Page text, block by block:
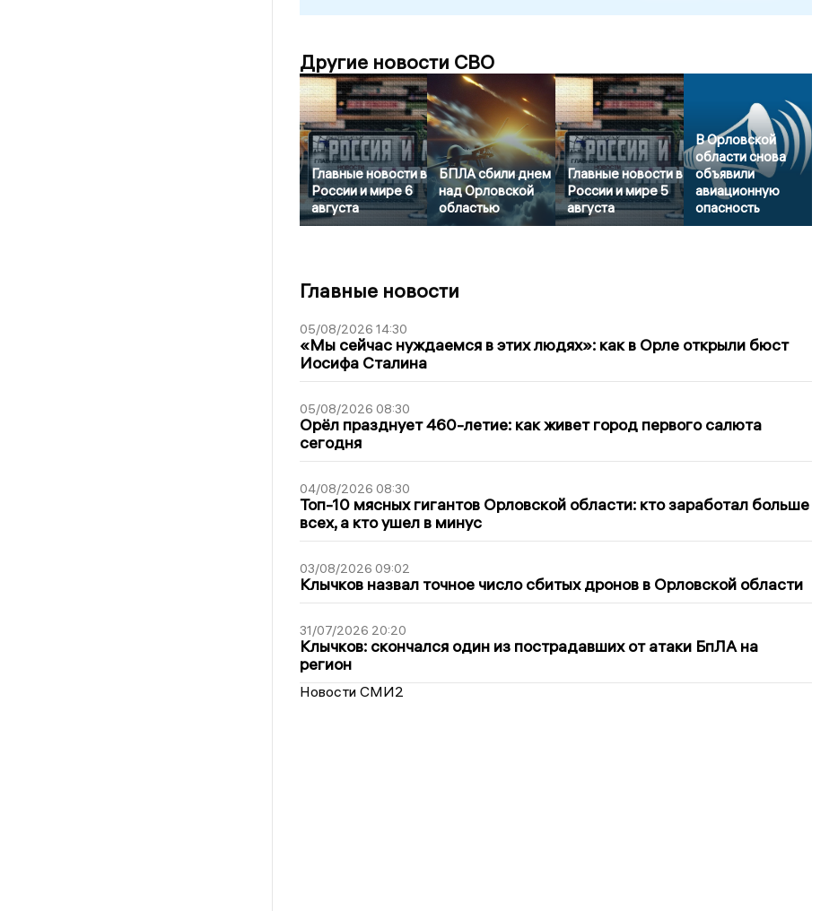
Другие новости СВО
Главные новости в
России и мире 6
августа
БПЛА сбили днем
над Орловской
областью
Главные новости в
России и мире 5
августа
В Орловской
области снова
объявили
авиационную
опасность
Главные новости
05/08/2026 14:30
«Мы сейчас нуждаемся в этих людях»: как в Орле открыли бюст
Иосифа Сталина
05/08/2026 08:30
Орёл празднует 460-летие: как живет город первого салюта
сегодня
04/08/2026 08:30
Топ-10 мясных гигантов Орловской области: кто заработал больше
всех, а кто ушел в минус
03/08/2026 09:02
Клычков назвал точное число сбитых дронов в Орловской области
31/07/2026 20:20
Клычков: скончался один из пострадавших от атаки БпЛА на
регион
Новости СМИ2